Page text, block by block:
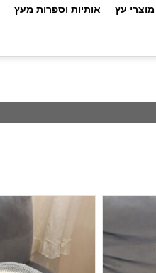
מוצרי עץ אותיות וספרות מעץ